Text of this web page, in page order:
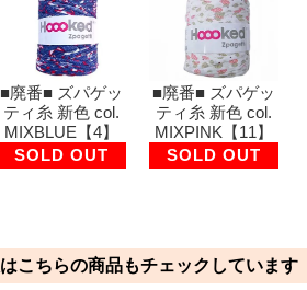
■廃番■ ズパゲッ
ティ糸 新色 col.
MIXBLUE【4】
SOLD OUT
■廃番■ ズパゲッ
ティ糸 新色 col.
MIXPINK【11】
SOLD OUT
こちらの商品もチェックしています